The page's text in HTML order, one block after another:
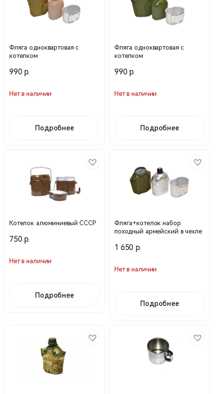
Фляга одноквартовая с
котелком
990 р.
Нет в наличии
Подробнее
Фляга одноквартовая с
котелком
990 р.
Нет в наличии
Подробнее
Котелок алюминиевый СССР
750 р.
Нет в наличии
Подробнее
Фляга+котелок набор
походный армейский в чехле
1 650 р.
Нет в наличии
Подробнее